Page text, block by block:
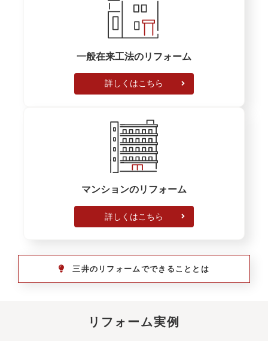
一般在来工法のリフォーム
詳しくはこちら
マンションのリフォーム
詳しくはこちら
三井のリフォームでできることとは
リフォーム実例